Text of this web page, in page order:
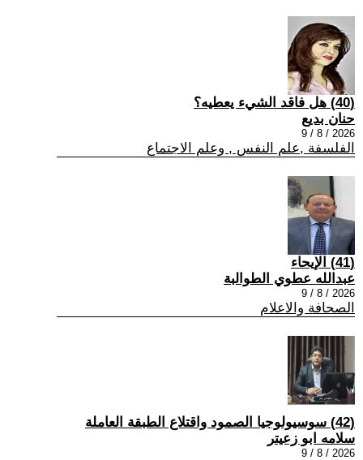
(40) هل فاقد الشيء يعطيه؟
حنان بديع
2026 / 8 / 9
الفلسفة ,علم النفس , وعلم الاجتماع
(41) الإيحاء
عبدالله عطوي الطوالبة
2026 / 8 / 9
الصحافة والاعلام
(42) سوسيولوجيا الصمود واقتلاع الطبقة العاملة
سلامه ابو زعيتر
2026 / 8 / 9